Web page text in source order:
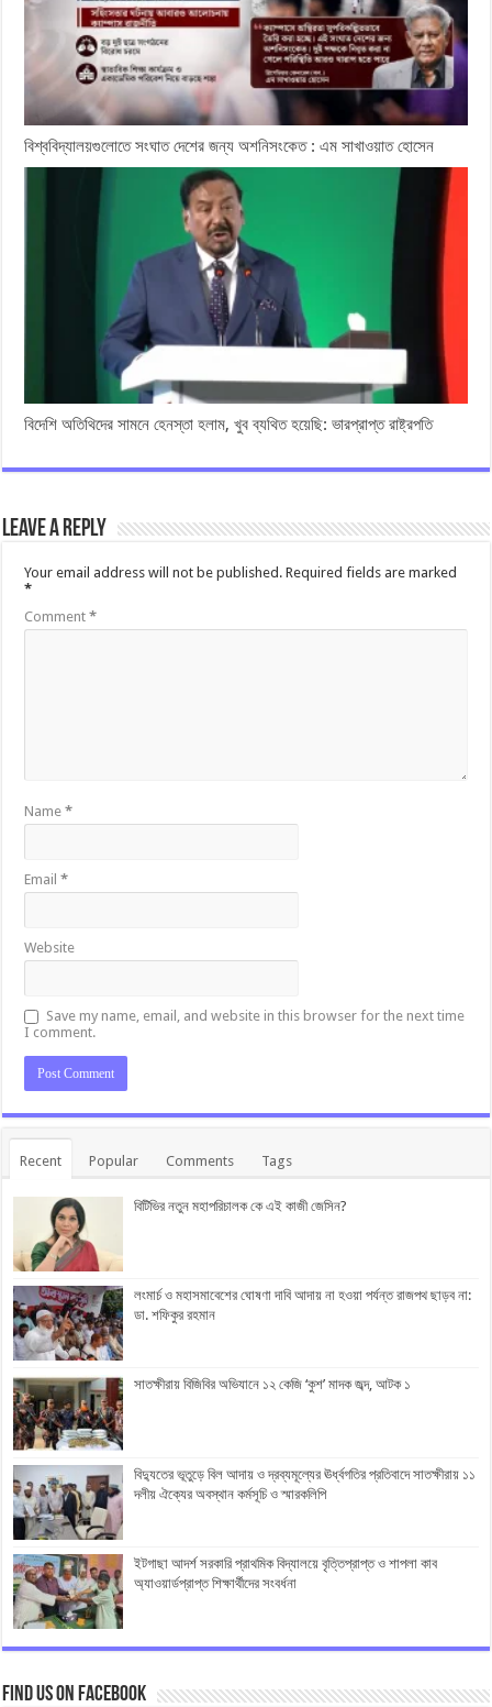
বিশ্ববিদ্যালয়গুলোতে সংঘাত দেশের জন্য অশনিসংকেত : এম সাখাওয়াত হোসেন
বিদেশি অতিথিদের সামনে হেনস্তা হলাম, খুব ব্যথিত হয়েছি: ভারপ্রাপ্ত রাষ্ট্রপতি
Leave a Reply
Your email address will not be published. Required fields are marked
*
Comment*
Name*
Email*
Website
Save my name, email, and website in this browser for the next time
I comment.
Recent Popular Comments Tags
বিটিভির নতুন মহাপরিচালক কে এই কাজী জেসিন?
লংমার্চ ও মহাসমাবেশের ঘোষণা দাবি আদায় না হওয়া পর্যন্ত রাজপথ ছাড়ব না:
ডা. শফিকুর রহমান
সাতক্ষীরায় বিজিবির অভিযানে ১২ কেজি ‘কুশ’ মাদক জব্দ, আটক ১
বিদ্যুতের ভূতুড়ে বিল আদায় ও দ্রব্যমূল্যের ঊর্ধ্বগতির প্রতিবাদে সাতক্ষীরায় ১১
দলীয় ঐক্যের অবস্থান কর্মসূচি ও স্মারকলিপি
ইটগাছা আদর্শ সরকারি প্রাথমিক বিদ্যালয়ে বৃত্তিপ্রাপ্ত ও শাপলা কাব
অ্যাওয়ার্ডপ্রাপ্ত শিক্ষার্থীদের সংবর্ধনা
Find us on Facebook